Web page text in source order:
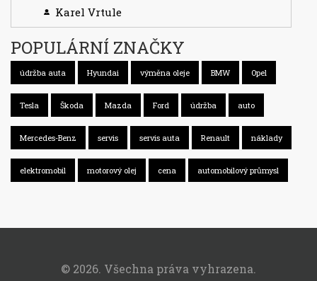
Karel Vrtule
POPULÁRNÍ ZNAČKY
údržba auta Hyundai výměna oleje BMW Opel
Tesla Škoda Mazda Ford údržba auto
Mercedes-Benz servis servis auta Renault náklady
elektromobil motorový olej cena automobilový průmysl
© 2026. Všechna práva vyhrazena.